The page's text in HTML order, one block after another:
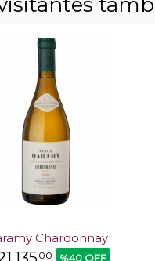
Chardonnay
00 %40 OFF